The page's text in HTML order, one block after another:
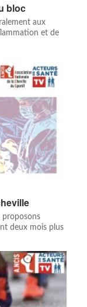
bloc
aux
et de
proposons
deux mois plus